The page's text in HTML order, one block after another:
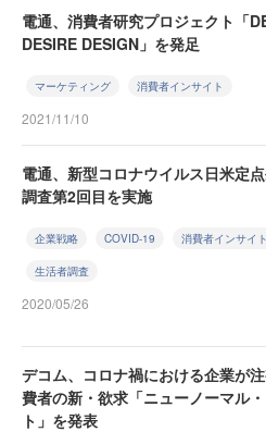
電通、消費者研究プロジェクト「
DESIRE DESIGN」を発足
マーケティング 消費者インサイト
2021/11/10
電通、新型コロナウイルス日米定
調査第2回目を実施
企業戦略 COVID-19 消費者インサイト
生活者調査
2020/05/26
デコム、コロナ禍における企業が
費者の新・欲求「ニューノーマル
ト」を発表